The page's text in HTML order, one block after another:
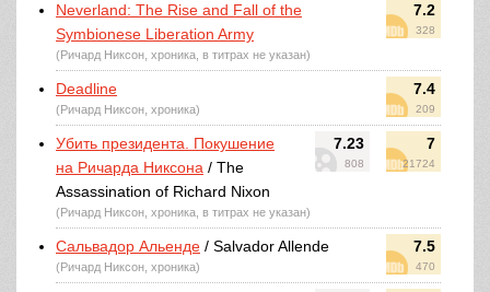
7.2
328
Neverland: The Rise and Fall of the
Symbionese Liberation Army
(Ричард Никсон, хроника, в титрах не указан)
7.4
209
Deadline
(Ричард Никсон, хроника)
7.23
808
7
21724
Убить президента. Покушение
на Ричарда Никсона / The
Assassination of Richard Nixon
(Ричард Никсон, хроника, в титрах не указан)
7.5
470
Сальвадор Альенде / Salvador Allende
(Ричард Никсон, хроника)